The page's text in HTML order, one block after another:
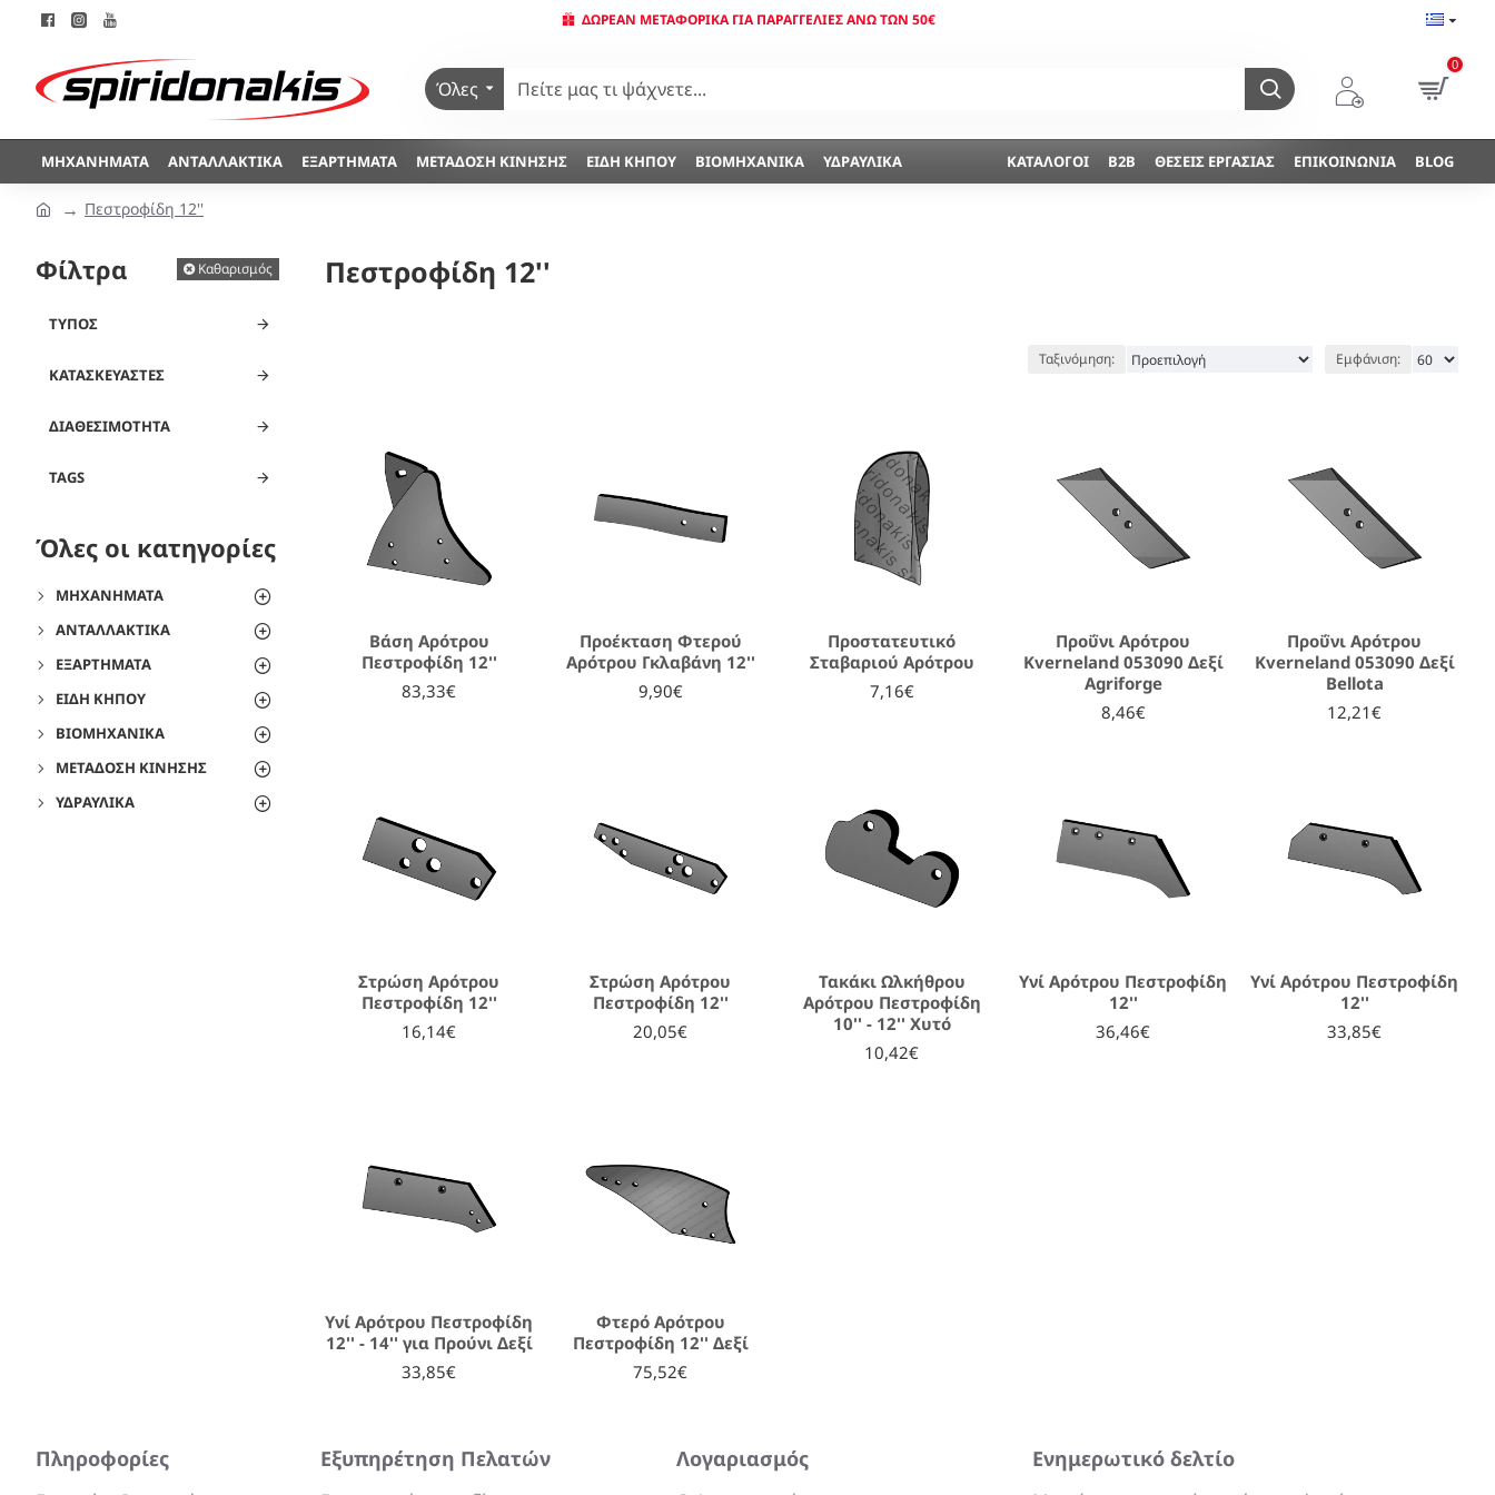
ΔΩΡΕΆΝ ΜΕΤΑΦΟΡΙΚΆ ΓΙΑ ΠΑΡΑΓΓΕΛΊΕΣ ΆΝΩ ΤΩΝ 50€
Όλες
0
ΜΗΧΑΝΉΜΑΤΑ ΑΝΤΑΛΛΑΚΤΙΚΆ ΕΞΑΡΤΉΜΑΤΑ ΜΕΤΆΔΟΣΗ ΚΊΝΗΣΗΣ ΕΊΔΗ ΚΉΠΟΥ ΒΙΟΜΗΧΑΝΙΚΆ ΥΔΡΑΥΛΙΚΆ ΚΑΤΆΛΟΓΟΙ B2B ΘΈΣΕΙΣ ΕΡΓΑΣΊΑΣ ΕΠΙΚΟΙΝΩΝΊΑ BLOG
Πεστροφίδη 12''
Φίλτρα Καθαρισμός
ΚΑΤΑΣΚΕΥΑΣΤΈΣ
ΤΎΠΟΣ
TAGS
ΔΙΑΘΕΣΙΜΌΤΗΤΑ
Όλες οι κατηγορίες
ΜΗΧΑΝΉΜΑΤΑ
ΑΝΤΑΛΛΑΚΤΙΚΆ
ΕΞΑΡΤΉΜΑΤΑ
ΕΊΔΗ ΚΉΠΟΥ
ΒΙΟΜΗΧΑΝΙΚΆ
ΜΕΤΆΔΟΣΗ ΚΊΝΗΣΗΣ
ΥΔΡΑΥΛΙΚΆ
Πεστροφίδη 12''
Ταξινόμηση: Εμφάνιση:
Βάση Αρότρου
Πεστροφίδη 12''
83,33€
Προέκταση Φτερού
Αρότρου Γκλαβάνη 12''
9,90€
Προστατευτικό
Σταβαριού Αρότρου
7,16€
Προΰνι Αρότρου
Kverneland 053090 Δεξί
Agriforge
8,46€
Προΰνι Αρότρου
Kverneland 053090 Δεξί
Bellota
12,21€
Στρώση Αρότρου
Πεστροφίδη 12''
16,14€
Στρώση Αρότρου
Πεστροφίδη 12''
20,05€
Τακάκι Ωλκήθρου
Αρότρου Πεστροφίδη
10'' - 12'' Χυτό
10,42€
Υνί Αρότρου Πεστροφίδη
12''
36,46€
Υνί Αρότρου Πεστροφίδη
12''
33,85€
Υνί Αρότρου Πεστροφίδη
12'' - 14'' για Προύνι Δεξί
33,85€
Φτερό Αρότρου
Πεστροφίδη 12'' Δεξί
75,52€
Πληροφορίες Εξυπηρέτηση Πελατών Λογαριασμός Ενημερωτικό δελτίο